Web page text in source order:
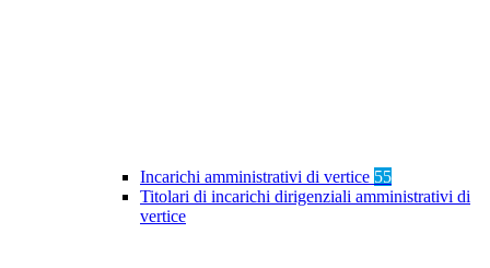
Incarichi amministrativi di vertice 55
Titolari di incarichi dirigenziali amministrativi di
vertice